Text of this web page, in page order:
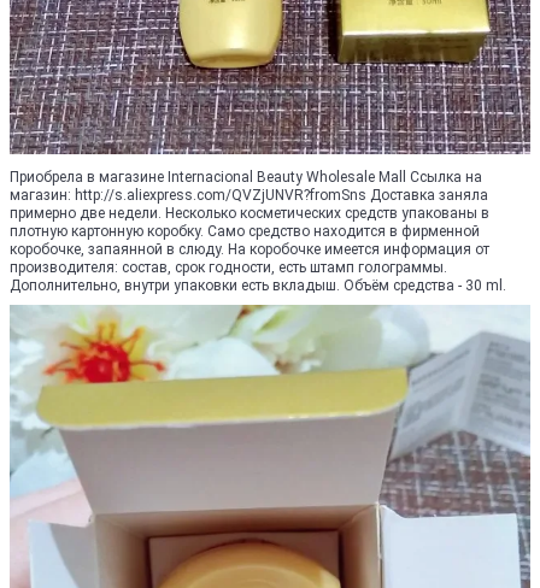
Приобрела в магазине Internacional Beauty Wholesale Mall Ссылка на
магазин: http://s.aliexpress.com/QVZjUNVR?fromSns Доставка заняла
примерно две недели. Несколько косметических средств упакованы в
плотную картонную коробку. Само средство находится в фирменной
коробочке, запаянной в слюду. На коробочке имеется информация от
производителя: состав, срок годности, есть штамп голограммы.
Дополнительно, внутри упаковки есть вкладыш. Объём средства - 30 ml.